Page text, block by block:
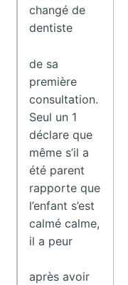
changé de
dentiste
de sa
première
consultation.
Seul un 1
déclare que
même s’il a
été parent
rapporte que
l’enfant s’est
calmé calme,
il a peur
après avoir